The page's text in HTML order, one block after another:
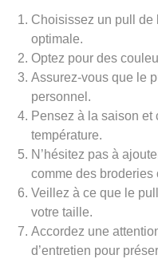
Choisissez un pull de
optimale.
Optez pour des
Assurez-vous que le
personnel.
Pensez à la saison
température.
N’hésitez pas à
comme des broderies
Veillez à ce que le
votre taille.
Accordez une
d’entretien pour